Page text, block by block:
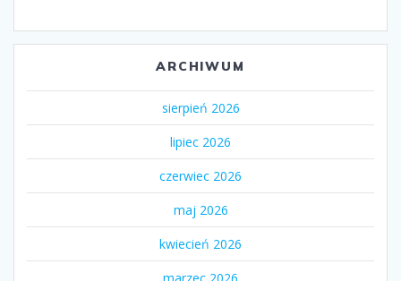
ARCHIWUM
sierpień 2026
lipiec 2026
czerwiec 2026
maj 2026
kwiecień 2026